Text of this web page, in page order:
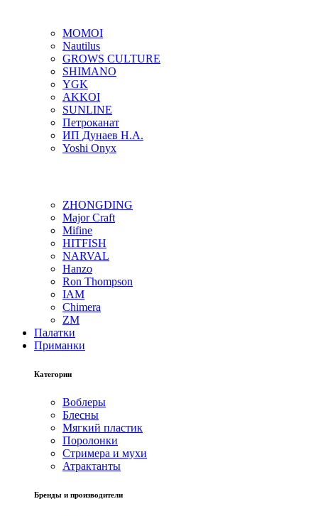
MOMOI
Nautilus
GROWS CULTURE
SHIMANO
YGK
AKKOI
SUNLINE
Петроканат
ИП Дунаев Н.А.
Yoshi Onyx
ZHONGDING
Major Craft
Mifine
HITFISH
NARVAL
Hanzo
Ron Thompson
IAM
Chimera
ZM
Палатки
Приманки
Категории
Воблеры
Блесны
Мягкий пластик
Поролонки
Стримера и мухи
Атрактанты
Бренды и производители